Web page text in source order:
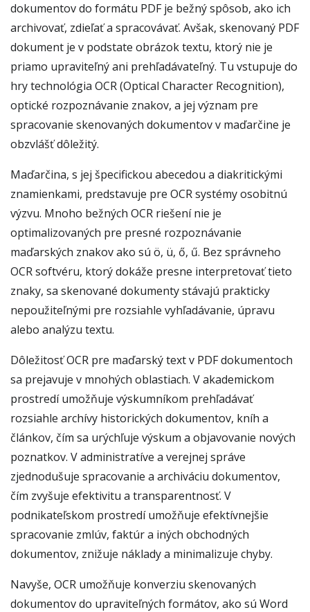
dokumentov do formátu PDF je bežný spôsob, ako ich
archivovať, zdieľať a spracovávať. Avšak, skenovaný PDF
dokument je v podstate obrázok textu, ktorý nie je
priamo upraviteľný ani prehľadávateľný. Tu vstupuje do
hry technológia OCR (Optical Character Recognition),
optické rozpoznávanie znakov, a jej význam pre
spracovanie skenovaných dokumentov v maďarčine je
obzvlášť dôležitý.
Maďarčina, s jej špecifickou abecedou a diakritickými
znamienkami, predstavuje pre OCR systémy osobitnú
výzvu. Mnoho bežných OCR riešení nie je
optimalizovaných pre presné rozpoznávanie
maďarských znakov ako sú ö, ü, ő, ű. Bez správneho
OCR softvéru, ktorý dokáže presne interpretovať tieto
znaky, sa skenované dokumenty stávajú prakticky
nepoužiteľnými pre rozsiahle vyhľadávanie, úpravu
alebo analýzu textu.
Dôležitosť OCR pre maďarský text v PDF dokumentoch
sa prejavuje v mnohých oblastiach. V akademickom
prostredí umožňuje výskumníkom prehľadávať
rozsiahle archívy historických dokumentov, kníh a
článkov, čím sa urýchľuje výskum a objavovanie nových
poznatkov. V administratíve a verejnej správe
zjednodušuje spracovanie a archiváciu dokumentov,
čím zvyšuje efektivitu a transparentnosť. V
podnikateľskom prostredí umožňuje efektívnejšie
spracovanie zmlúv, faktúr a iných obchodných
dokumentov, znižuje náklady a minimalizuje chyby.
Navyše, OCR umožňuje konverziu skenovaných
dokumentov do upraviteľných formátov, ako sú Word